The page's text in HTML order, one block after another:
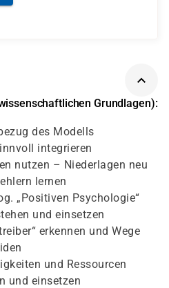
Grundlagen):
des Modells
integrieren
nutzen – Niederlagen neu
lernen
„Positiven Psychologie“
und einsetzen
erkennen und Wege
und Ressourcen
und einsetzen